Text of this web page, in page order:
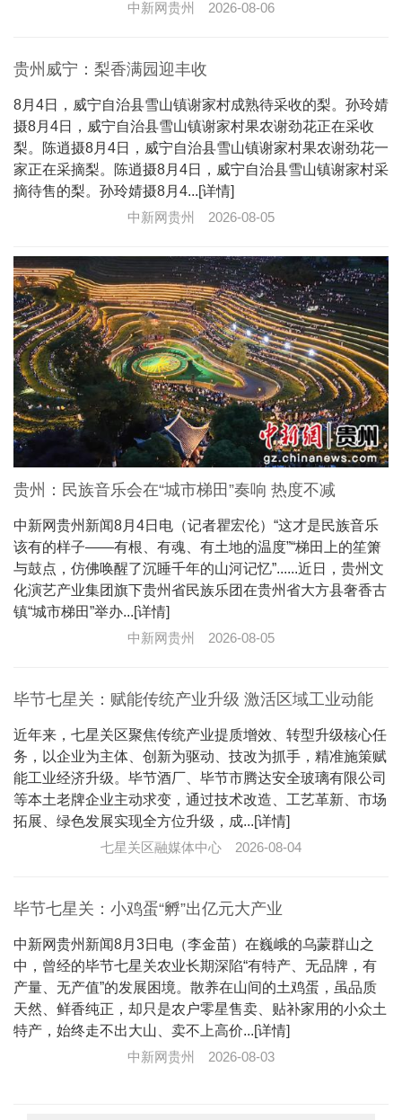
中新网贵州
2026-08-06
贵州威宁：梨香满园迎丰收
8月4日，威宁自治县雪山镇谢家村成熟待采收的梨。孙玲婧
摄8月4日，威宁自治县雪山镇谢家村果农谢劲花正在采收
梨。陈逍摄8月4日，威宁自治县雪山镇谢家村果农谢劲花一
家正在采摘梨。陈逍摄8月4日，威宁自治县雪山镇谢家村采
摘待售的梨。孙玲婧摄8月4...[详情]
中新网贵州
2026-08-05
贵州：民族音乐会在“城市梯田”奏响 热度不减
中新网贵州新闻8月4日电（记者瞿宏伦）“这才是民族音乐
该有的样子——有根、有魂、有土地的温度”“梯田上的笙箫
与鼓点，仿佛唤醒了沉睡千年的山河记忆”......近日，贵州文
化演艺产业集团旗下贵州省民族乐团在贵州省大方县奢香古
镇“城市梯田”举办...[详情]
中新网贵州
2026-08-05
毕节七星关：赋能传统产业升级 激活区域工业动能
近年来，七星关区聚焦传统产业提质增效、转型升级核心任
务，以企业为主体、创新为驱动、技改为抓手，精准施策赋
能工业经济升级。毕节酒厂、毕节市腾达安全玻璃有限公司
等本土老牌企业主动求变，通过技术改造、工艺革新、市场
拓展、绿色发展实现全方位升级，成...[详情]
七星关区融媒体中心
2026-08-04
毕节七星关：小鸡蛋“孵”出亿元大产业
中新网贵州新闻8月3日电（李金苗）在巍峨的乌蒙群山之
中，曾经的毕节七星关农业长期深陷“有特产、无品牌，有
产量、无产值”的发展困境。散养在山间的土鸡蛋，虽品质
天然、鲜香纯正，却只是农户零星售卖、贴补家用的小众土
特产，始终走不出大山、卖不上高价...[详情]
中新网贵州
2026-08-03